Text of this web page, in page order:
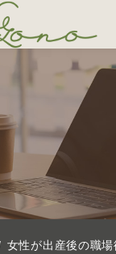
女性が出産後の職